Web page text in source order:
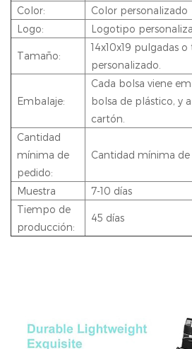
Color:
Color personalizado
Logo:
Logotipo
Tamaño:
14x10x19 pulgadas
personalizado.
Embalaje:
Cada bolsa viene
bolsa de plástico, y
cartón.
Cantidad
mínima de
pedido:
Cantidad mínima
Muestra
7-10 días
Tiempo de
producción:
45 días